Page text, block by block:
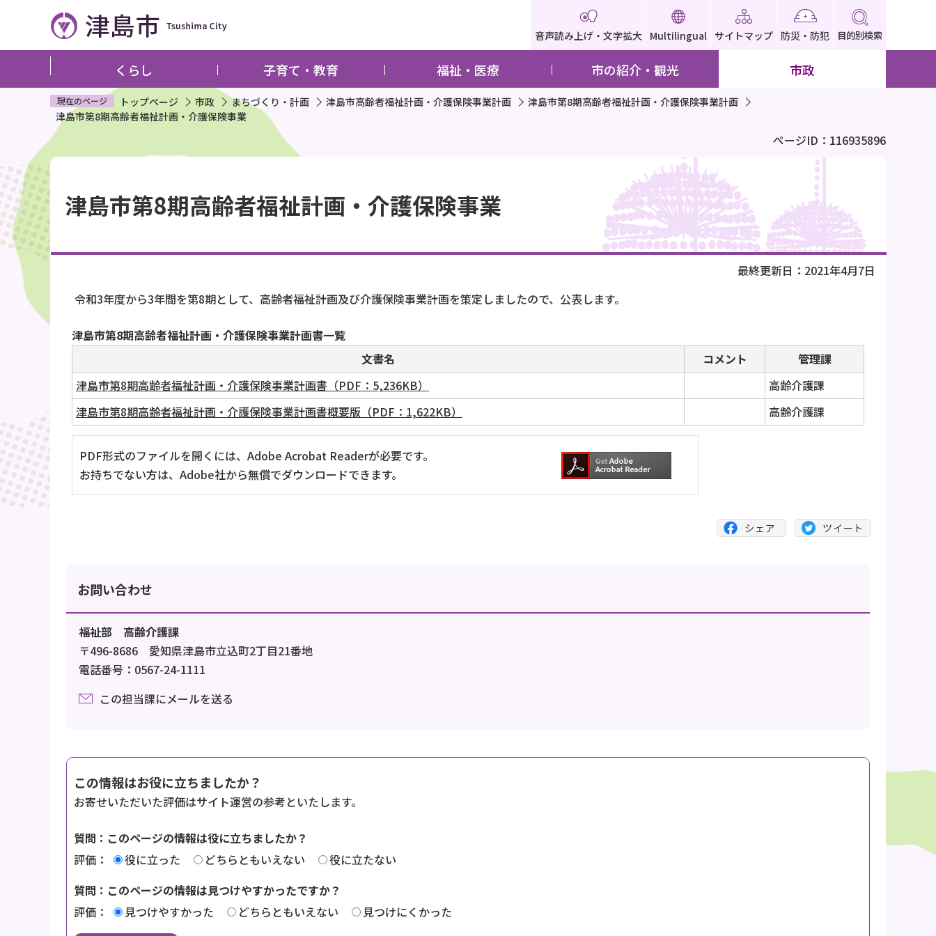
ペ
ジ
す
音声読み上げ・文字拡大 Multilingual サイトマップ 防災・防犯 目的別検索
くらし 子育て・教育 福祉・医療 市の紹介・観光 市政
現在のページ トップページ 市政 まちづくり・計画 津島市高齢者福祉計画・介護保険事業計画
津島市第8期高齢者福祉計画・介護保険事業計画
津島市第8期高齢者福祉計画・介護保険事業
ページID：116935896
本
文
こ
こ
か
津島市第8期高齢者福祉計画・介護保険事業
最終更新日：2021年4月7日
令和3年度から3年間を第8期として、高齢者福祉計画及び介護保険事業計画を策定しましたので、公表します。
津島市第8期高齢者福祉計画・介護保険事業計画書一覧
文書名
コメント
管理課
津島市第8期高齢者福祉計画・介護保険事業計画書（PDF：5,236KB）
高齢介護課
津島市第8期高齢者福祉計画・介護保険事業計画書概要版（PDF：1,622KB）
高齢介護課
PDF形式のファイルを開くには、Adobe Acrobat Readerが必要です。
お持ちでない方は、Adobe社から無償でダウンロードできます。
お問い合わせ
福祉部 高齢介護課
〒496-8686 愛知県津島市立込町2丁目21番地
電話番号：0567-24-1111
この担当課にメールを送る
この情報はお役に立ちましたか？
お寄せいただいた評価はサイト運営の参考といたします。
質問：このページの情報は役に立ちましたか？
評価：
役に立った どちらともいえない
役に立たない
質問：このページの情報は見つけやすかったですか？
評価：
見つけやすかった どちらともいえない 見つけにくかった